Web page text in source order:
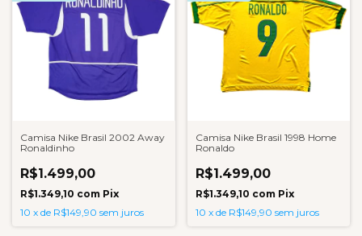
Camisa Nike Brasil 2002 Away
Ronaldinho
R$1.499,00
R$1.349,10 com Pix
10 x de R$149,90 sem juros
Camisa Nike Brasil 1998 Home
Ronaldo
R$1.499,00
R$1.349,10 com Pix
10 x de R$149,90 sem juros